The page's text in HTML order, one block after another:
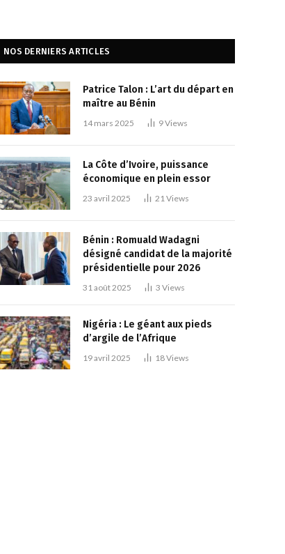
NOS DERNIERS ARTICLES
Patrice Talon : L’art du départ en
maître au Bénin
14 mars 2025 9Views
La Côte d’Ivoire, puissance
économique en plein essor
23 avril 2025 21Views
Bénin : Romuald Wadagni
désigné candidat de la majorité
présidentielle pour 2026
31 août 2025 3 Views
Nigéria : Le géant aux pieds
d’argile de l’Afrique
19 avril 2025 18Views